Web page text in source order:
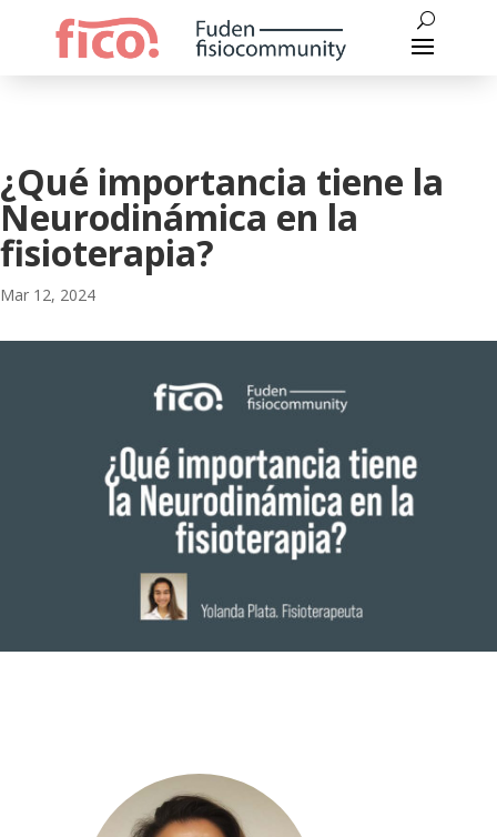
¿Qué importancia tiene la
Neurodinámica en la
fisioterapia?
Mar 12, 2024